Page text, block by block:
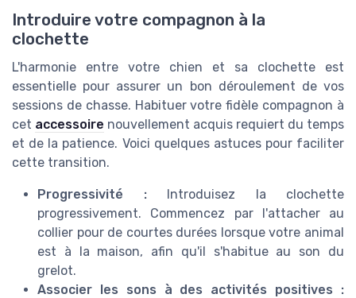
Introduire votre compagnon à la
clochette
L'harmonie entre votre chien et sa clochette est
essentielle pour assurer un bon déroulement de vos
sessions de chasse. Habituer votre fidèle compagnon à
cet accessoire nouvellement acquis requiert du temps
et de la patience. Voici quelques astuces pour faciliter
cette transition.
Progressivité :Introduisez la clochette
progressivement. Commencez par l'attacher au
collier pour de courtes durées lorsque votre animal
est à la maison, afin qu'il s'habitue au son du
grelot.
Associer les sons à des activités positives :